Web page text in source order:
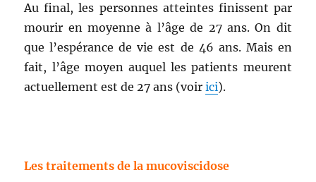
Au final, les personnes atteintes finissent par
mourir en moyenne à l’âge de 27 ans. On dit
que l’espérance de vie est de 46 ans. Mais en
fait, l’âge moyen auquel les patients meurent
actuellement est de 27 ans (voirici).
Les traitements de la mucoviscidose